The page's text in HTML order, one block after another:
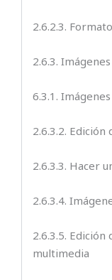
2.6.2.3.
2.6.3.
6.3.1.
2.6.3.2. Edición
2.6.3.3. Hacer
2.6.3.4.
2.6.3.5.
multimedia